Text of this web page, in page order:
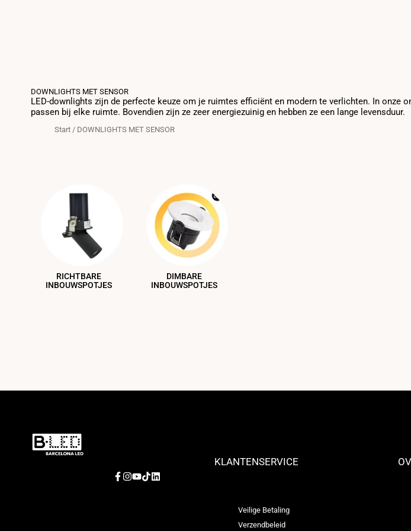
DOWNLIGHTS MET SENSOR
LED-downlights zijn de perfecte keuze om je ruimtes efficiënt en modern te verlichten. In
passen bij elke ruimte. Bovendien zijn ze zeer energiezuinig en hebben ze een lange levensduur.
Start / DOWNLIGHTS MET SENSOR
RICHTBARE
INBOUWSPOTJES
DIMBARE
INBOUWSPOTJES
Facebook
Instagram
YouTube
TikTokLinkedIn
KLANTENSERVICE
Veilige Betaling
Verzendbeleid